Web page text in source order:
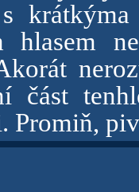
krátkýma
hlasem
část
Promiň,